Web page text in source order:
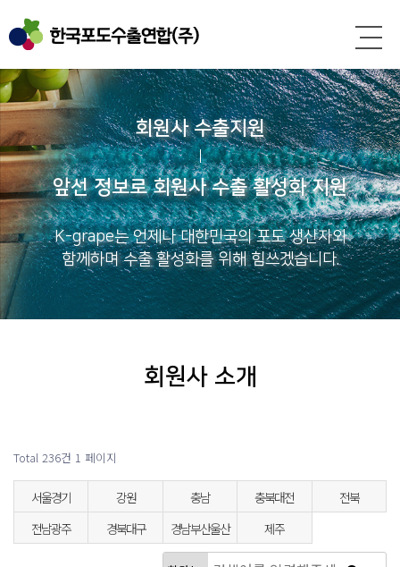
회원사 수출지원
앞선 정보로 회원사 수출 활성화 지원
K-grape는 언제나 대한민국의 포도 생산자와
함께하며 수출 활성화를 위해 힘쓰겠습니다.
회원사 소개
Total 236건 1 페이지
회원사 소개 카테고리
서울경기 강원 충남 충북대전
전북
전남광주
경북대구 경남부산울산 제주